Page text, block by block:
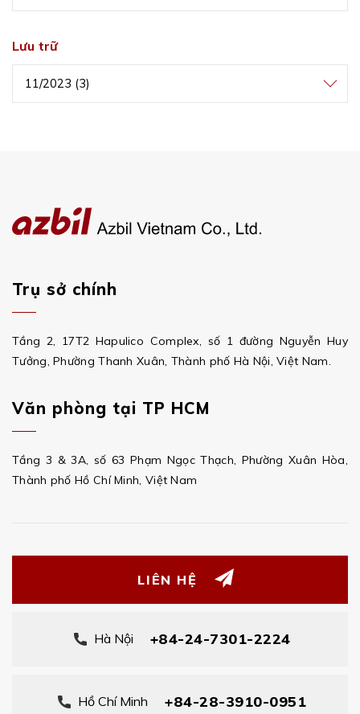
Lưu trữ
11/2023 (3)
Trụ sở chính
Tầng 2, 17T2 Hapulico Complex, số 1 đường Nguyễn Huy
Tưởng, Phường Thanh Xuân, Thành phố Hà Nội, Việt Nam.
Văn phòng tại TP HCM
Tầng 3 & 3A, số 63 Phạm Ngọc Thạch, Phường Xuân Hòa,
Thành phố Hồ Chí Minh, Việt Nam
LIÊN HỆ
Hà Nội +84-24-7301-2224
Hồ Chí Minh +84-28-3910-0951